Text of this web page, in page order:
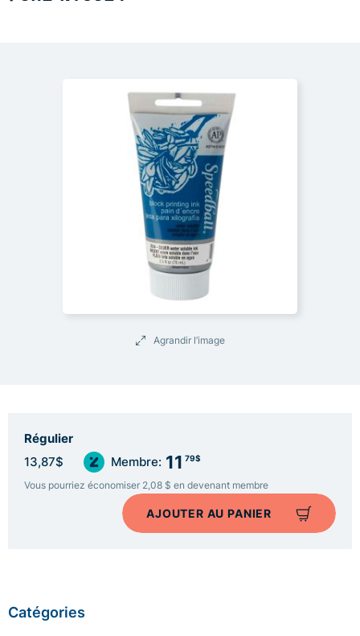
Agrandir l’image
Régulier
13,87$ Membre: 11 79$
Vous pourriez économiser 2,08 $ en devenant membre
AJOUTER AU PANIER
Catégories